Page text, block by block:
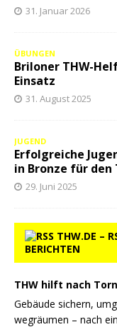
31. Januar 2026
ÜBUNGEN
Briloner THW-
Einsatz
31. August 2025
JUGEND
Erfolgreiche
in Bronze für den
29. Juni 2025
THW.DE –
BERICHTEN
THW hilft nach
Gebäude sichern,
wegräumen – nach